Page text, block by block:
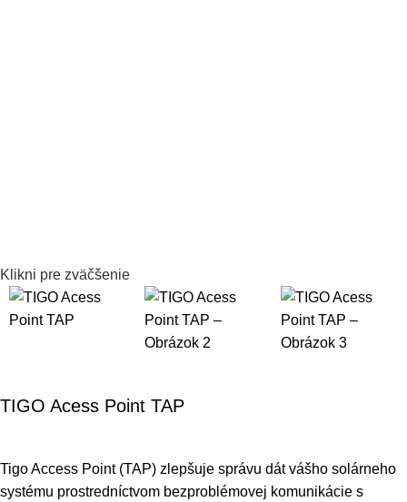
Klikni pre zväčšenie
TIGO Acess Point TAP
Tigo Access Point (TAP) zlepšuje správu dát vášho solárneho
systému prostredníctvom bezproblémovej komunikácie s